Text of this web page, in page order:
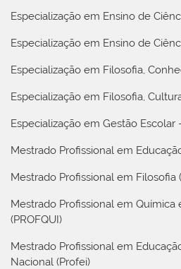
Especialização em Ensino de
Especialização em Ensino de
Especialização em Filosofia,
Especialização em Filosofia,
Especialização em Gestão Escolar
Mestrado Profissional em
Mestrado Profissional em Filosofia
Mestrado Profissional em Química
(PROFQUI)
Mestrado Profissional em
Nacional (Profei)